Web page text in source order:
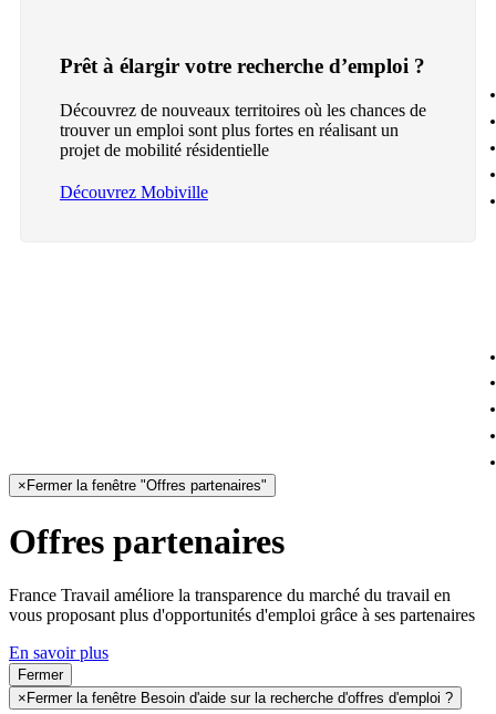
Prêt à élargir votre recherche d’emploi ?
Découvrez de nouveaux territoires où les chances de
trouver un emploi sont plus fortes en réalisant un
projet de mobilité résidentielle
Découvrez Mobiville
× Fermer la fenêtre "Offres partenaires"
Offres partenaires
France Travail améliore la transparence du marché du travail en
vous proposant plus d'opportunités d'emploi grâce à ses partenaires
En savoir plus
Fermer
× Fermer la fenêtre Besoin d'aide sur la recherche d'offres d'emploi ?